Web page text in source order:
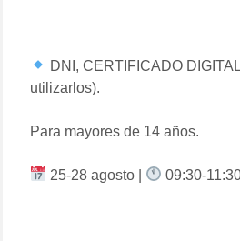
DNI, CERTIFICADO
utilizarlos).
Para mayores de 14 años.
25-28 agosto | 09:30-